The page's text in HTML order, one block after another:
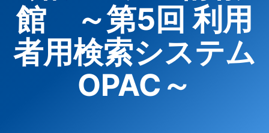
館 ～第5回 利用
者用検索システム
OPAC～